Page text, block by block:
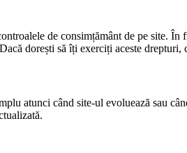
de consimțământ de pe site.
dorești să îți exerciți aceste
atunci când site‑ul evoluează sau